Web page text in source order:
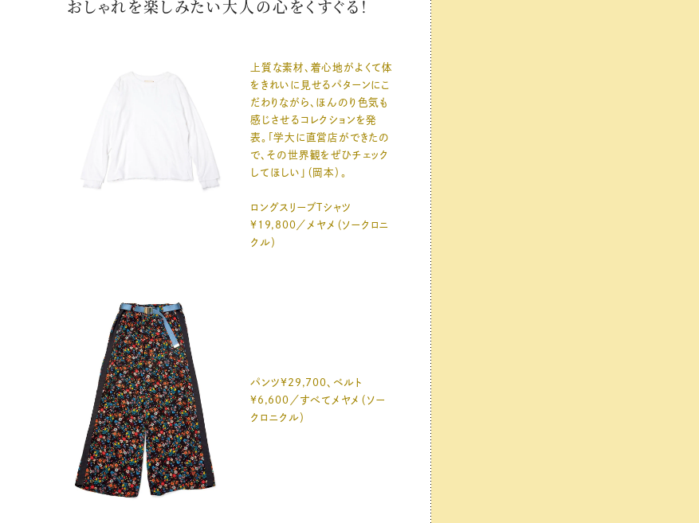
おしゃれを楽しみたい大人の心をくすぐる！
上質な素材、着心地がよくて体
をきれいに見せるパターンにこ
だわりながら、ほんのり色気も
感じさせるコレクションを発
表。「学大に直営店ができたの
で、その世界観をぜひチェック
してほしい」（岡本）。
ロングスリーブTシャツ
¥19,800／メヤメ（ソークロニ
クル）
パンツ¥29,700、ベルト
¥6,600／すべてメヤメ（ソー
クロニクル）